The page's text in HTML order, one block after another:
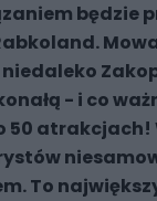
będzie
- i co
50 atrakcjach!
To